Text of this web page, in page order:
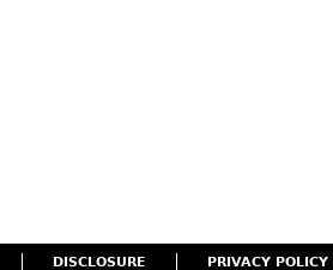
DISCLOSURE PRIVACY POLICY